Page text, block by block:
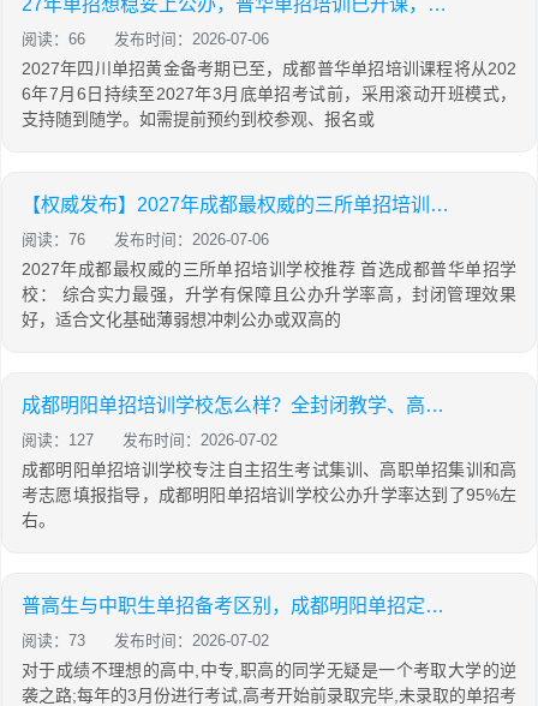
27年单招想稳妥上公办，普华单招培训已开课，预约到校参观，免费试课！
阅读：66 发布时间：2026-07-06
2027年四川单招黄金备考期已至，成都普华单招培训课程将从202
6年7月6日持续至2027年3月底单招考试前，采用滚动开班模式，
支持随到随学。如需提前预约到校参观、报名或
【权威发布】2027年成都最权威的三所单招培训机构推荐
阅读：76 发布时间：2026-07-06
2027年成都最权威的三所单招培训学校推荐 首选成都普华单招学
校： 综合实力最强，升学有保障且公办升学率高，封闭管理效果
好，适合文化基础薄弱想冲刺公办或双高的
成都明阳单招培训学校怎么样？全封闭教学、高升学率详解
阅读：127 发布时间：2026-07-02
成都明阳单招培训学校专注自主招生考试集训、高职单招集训和高
考志愿填报指导，成都明阳单招培训学校公办升学率达到了95%左
右。
普高生与中职生单招备考区别，成都明阳单招定制专属提分方案
阅读：73 发布时间：2026-07-02
对于成绩不理想的高中,中专,职高的同学无疑是一个考取大学的逆
袭之路;每年的3月份进行考试,高考开始前录取完毕,未录取的单招考